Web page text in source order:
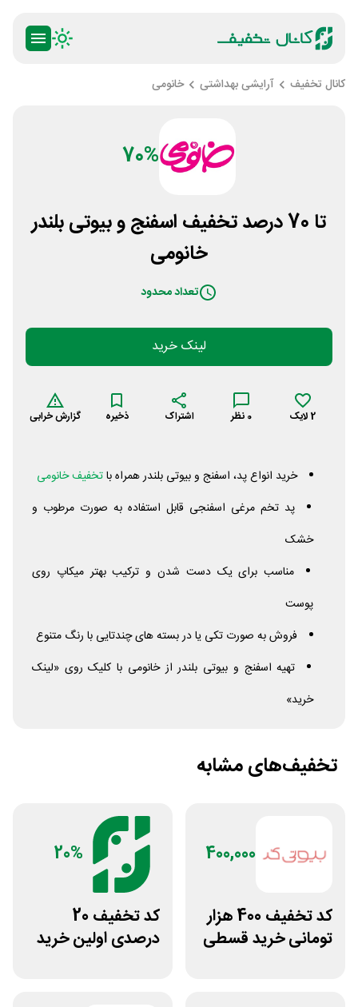
کانال تخفیف آرایشی بهداشتی خانومی
70%
تا 70 درصد تخفیف اسفنج و بیوتی بلندر
خانومی
تعداد محدود
لینک خرید
2لایک 0 نظر اشتراک ذخیره گزارش خرابی
خرید انواع پد، اسفنج و بیوتی بلندر همراه باتخفیف خانومی
پد تخم مرغی اسفنجی قابل استفاده به صورت مرطوب و
خشک
مناسب برای یک دست شدن و ترکیب بهتر میکاپ روی
پوست
فروش به صورت تکی یا در بسته های چندتایی با رنگ متنوع
تهیه اسفنج و بیوتی بلندر از خانومی با کلیک روی «لینک
خرید»
تخفیف‌های مشابه
400,000
کد تخفیف 400 هزار
تومانی خرید قسطی
20%
کد تخفیف 20
درصدی اولین خرید